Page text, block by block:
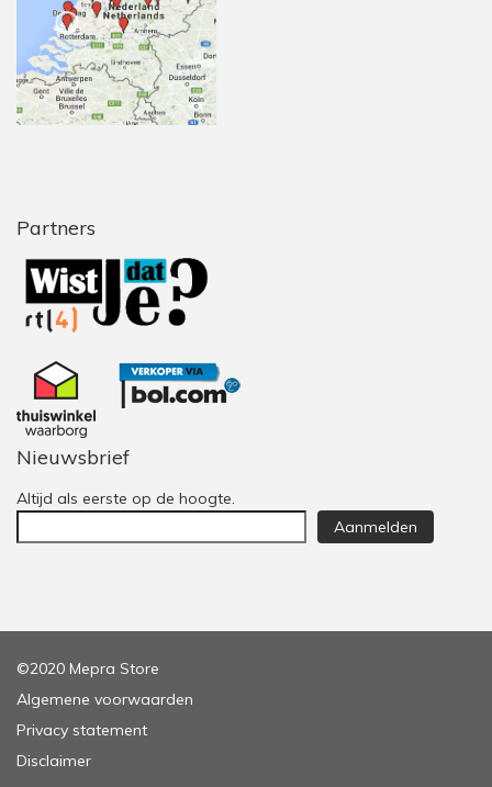
Partners
Nieuwsbrief
Altijd als eerste op de hoogte.
Aanmelden
©2020 Mepra Store
Algemene voorwaarden
Privacy statement
Disclaimer